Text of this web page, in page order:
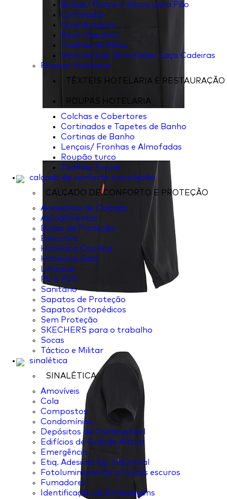
Bolsas/ Panos e Sacos para Pão
Cortinados
Guardanapos
Riços (Saiotes)
Toalhas de Mesa
Vestimenta/ Almofada/ Laço Cadeiras
Roupas Hotelaria
TÊXTEIS HOTELARIA E RESTAURAÇÃO
ROUPAS HOTELARIA
Colchas e Cobertores
Cortinados e Tapetes de Banho
Cortinas de Banho
Lençois/ Fronhas e Almofadas
Roupão turco
Toalhas Turcas
calçado de conforto e proteção
CALÇADO DE CONFORTO E PROTEÇÃO
Acessórios de Calçado
Agroalimentar
Botas de Proteção
Executivo
Hotelaria Cozinha
Hotelaria Sala
Limpeza
PU e PVC
Sanitário
Sapatos de Proteção
Sapatos Ortopédicos
Sem Proteção
SKECHERS para o trabalho
Socas
Táctico e Militar
sinalética
SINALÉTICA
Amovíveis
Cola
Compostos
Condomínios
Depósitos de Combustível
Edifícios de Grande Altura
Emergência
Etiq. Adesivas Eq. Industrial
Fotoluminescente p/ locais escuros
Fumadores
Identificação de Embalagens